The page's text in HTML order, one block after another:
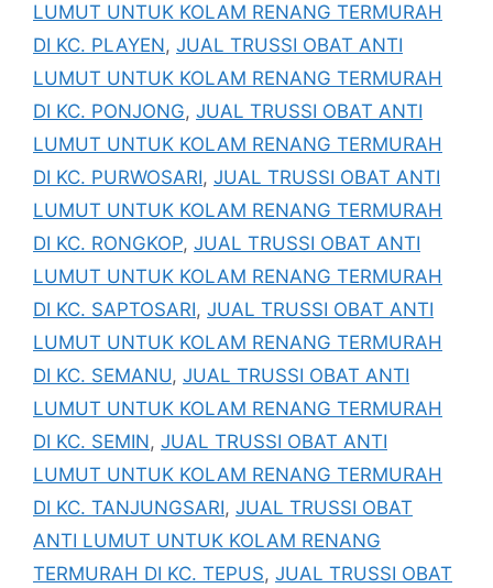
LUMUT UNTUK KOLAM RENANG TERMURAH
DI KC. PLAYEN, JUAL TRUSSI OBAT ANTI
LUMUT UNTUK KOLAM RENANG TERMURAH
DI KC. PONJONG, JUAL TRUSSI OBAT ANTI
LUMUT UNTUK KOLAM RENANG TERMURAH
DI KC. PURWOSARI, JUAL TRUSSI OBAT ANTI
LUMUT UNTUK KOLAM RENANG TERMURAH
DI KC. RONGKOP, JUAL TRUSSI OBAT ANTI
LUMUT UNTUK KOLAM RENANG TERMURAH
DI KC. SAPTOSARI, JUAL TRUSSI OBAT ANTI
LUMUT UNTUK KOLAM RENANG TERMURAH
DI KC. SEMANU, JUAL TRUSSI OBAT ANTI
LUMUT UNTUK KOLAM RENANG TERMURAH
DI KC. SEMIN, JUAL TRUSSI OBAT ANTI
LUMUT UNTUK KOLAM RENANG TERMURAH
DI KC. TANJUNGSARI, JUAL TRUSSI OBAT
ANTI LUMUT UNTUK KOLAM RENANG
TERMURAH DI KC. TEPUS, JUAL TRUSSI OBAT